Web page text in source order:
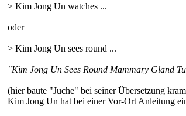
> Kim Jong Un watches ...
oder
> Kim Jong Un sees round ...
"Kim Jong Un Sees Round Mammary Gland
(hier baute "Juche" bei seiner Übersetzung
Kim Jong Un hat bei einer Vor-Ort Anleitung